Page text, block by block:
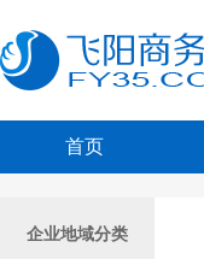
首页
企业地域分类